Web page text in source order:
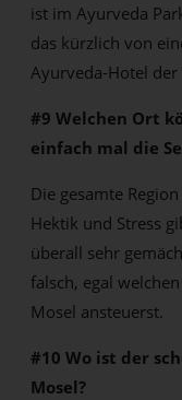
ist im Ayurveda
das kürzlich von
Ayurveda-Hotel
#9 Welchen Ort
einfach mal die
Die gesamte
Hektik und Stress
überall sehr
falsch, egal
Mosel ansteuerst.
#10 Wo ist der
Mosel?